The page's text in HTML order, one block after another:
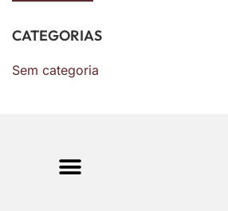
CATEGORIAS
Sem categoria